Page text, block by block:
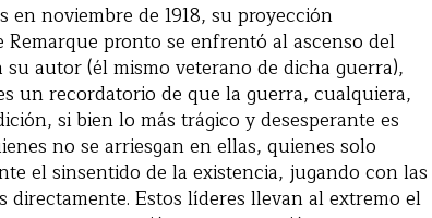
noviembre de 1918, su proyección
pronto se enfrentó al ascenso del
autor (él mismo veterano de dicha guerra),
un recordatorio de que la guerra, cualquiera,
si bien lo más trágico y desesperante es
no se arriesgan en ellas, quienes solo
el sinsentido de la existencia, jugando con las
Estos líderes llevan al extremo el